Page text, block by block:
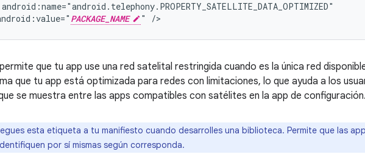
PACKAGE_NAME "
que tu app use una red satelital restringida cuando es la única red
que tu app está optimizada para redes con limitaciones, lo que ayuda a los
se muestra entre las apps compatibles con satélites en la app de configuración.
esta etiqueta a tu manifiesto cuando desarrolles una biblioteca. Permite que las
por sí mismas según corresponda.